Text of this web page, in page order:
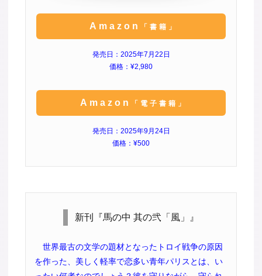
Amazon 「書籍」
発売日：2025年7月22日
価格：¥2,980
Amazon 「電子書籍」
発売日：2025年9月24日
価格：¥500
新刊『馬の中 其の弐「風」』
世界最古の文学の題材となったトロイ戦争の原因
を作った、美しく軽率で恋多い青年パリスとは、い